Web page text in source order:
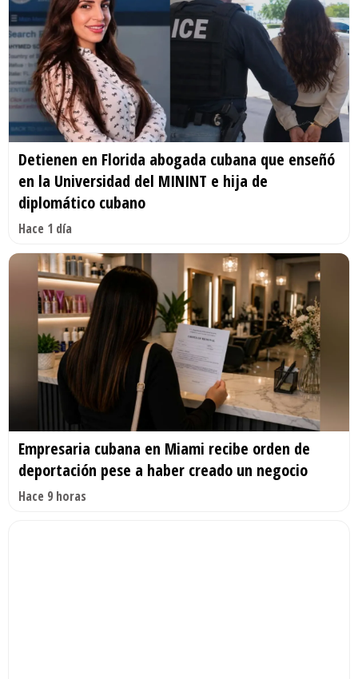
Detienen en Florida abogada cubana que enseñó
en la Universidad del MININT e hija de
diplomático cubano
Hace 1 día
Empresaria cubana en Miami recibe orden de
deportación pese a haber creado un negocio
Hace 9 horas